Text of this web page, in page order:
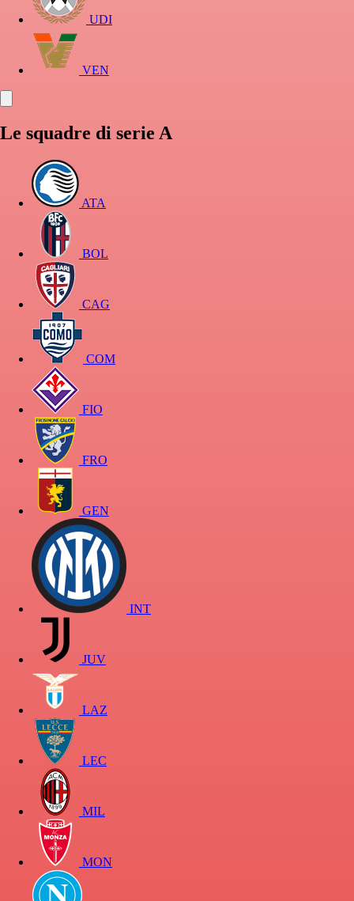
UDI
VEN
Le squadre di serie A
ATA
BOL
CAG
COM
FIO
FRO
GEN
INT
JUV
LAZ
LEC
MIL
MON